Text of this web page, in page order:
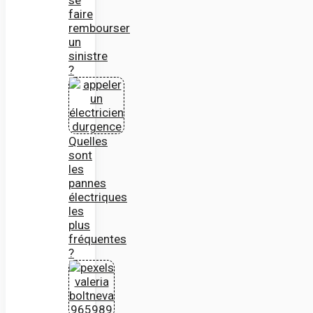
faire
rembourser
un
sinistre
?
Quelles
sont
les
pannes
électriques
les
plus
fréquentes
?